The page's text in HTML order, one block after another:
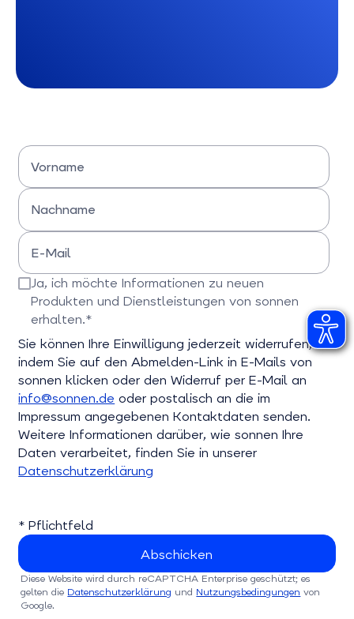
Vorname
Bitte Vornamen eingeben
Nachname
Bitte Nachname eingeben
E-Mail
Bitte E-Mail-Adresse eingeben
Ja, ich möchte Informationen zu neuen
Produkten und Dienstleistungen von sonnen
erhalten.*
Bitte bestätigen Sie dieses Feld
Sie können Ihre Einwilligung jederzeit widerrufen,
indem Sie auf den Abmelden-Link in E-Mails von
sonnen klicken oder den Widerruf per E-Mail an
info@sonnen.de oder postalisch an die im
Impressum angegebenen Kontaktdaten senden.
Weitere Informationen darüber, wie sonnen Ihre
Daten verarbeitet, finden Sie in unserer
Datenschutzerklärung
* Pflichtfeld
Diese Website wird durch reCAPTCHA Enterprise geschützt; es
gelten die Datenschutzerklärung und Nutzungsbedingungen von
Google.